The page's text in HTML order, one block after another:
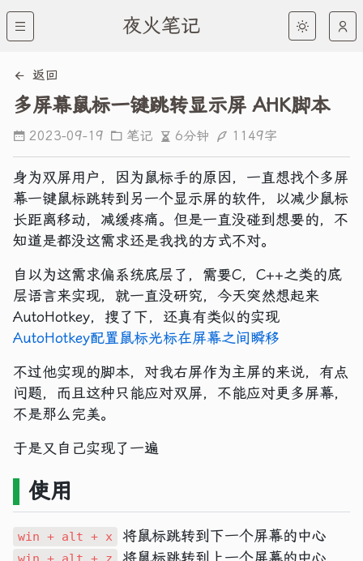
夜火笔记
返回
多屏幕鼠标一键跳转显示屏 AHK脚本
2023-09-19 笔记 6分钟 1149字
身为双屏用户，因为鼠标手的原因，一直想找个多屏
幕一键鼠标跳转到另一个显示屏的软件，以减少鼠标
长距离移动，减缓疼痛。但是一直没碰到想要的，不
知道是都没这需求还是我找的方式不对。
自以为这需求偏系统底层了，需要C，C++之类的底
层语言来实现，就一直没研究，今天突然想起来
AutoHotkey，搜了下，还真有类似的实现
AutoHotkey配置鼠标光标在屏幕之间瞬移
不过他实现的脚本，对我右屏作为主屏的来说，有点
问题，而且这种只能应对双屏，不能应对更多屏幕，
不是那么完美。
于是又自己实现了一遍
使用
win + alt + x 将鼠标跳转到下一个屏幕的中心
将鼠标跳转到上一个屏幕的中心